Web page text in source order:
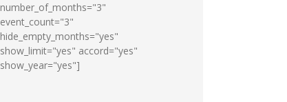
number_of_months="3"
event_count="3"
hide_empty_months="yes"
show_limit="yes" accord="yes"
show_year="yes"]